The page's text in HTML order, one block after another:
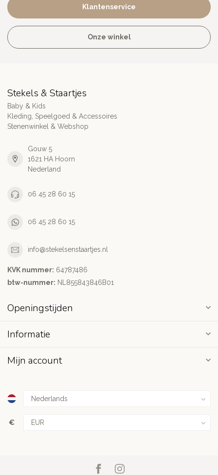
Klantenservice
Onze winkel
Stekels & Staartjes
Baby & Kids
Kleding, Speelgoed & Accessoires
Stenenwinkel & Webshop
Gouw 5
1621 HA Hoorn
Nederland
06 45 28 60 15
06 45 28 60 15
info@stekelsenstaartjes.nl
KVK nummer: 64787486
btw-nummer: NL855843846B01
Openingstijden
Informatie
Mijn account
€